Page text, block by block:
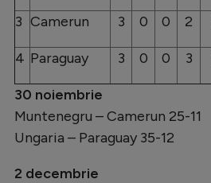
3 Camerun 3 0 0 2
4 Paraguay 3 0 0 3
30 noiembrie
Muntenegru – Camerun 25-11
Ungaria – Paraguay 35-12
2 decembrie